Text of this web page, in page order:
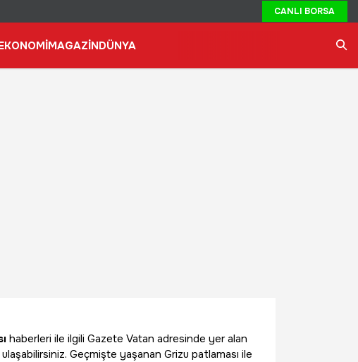
CANLI BORSA
MAGAZİNDÜNYA
haberleri ile ilgili Gazete Vatan adresinde yer alan
Geçmişte yaşanan Grizu patlaması ile